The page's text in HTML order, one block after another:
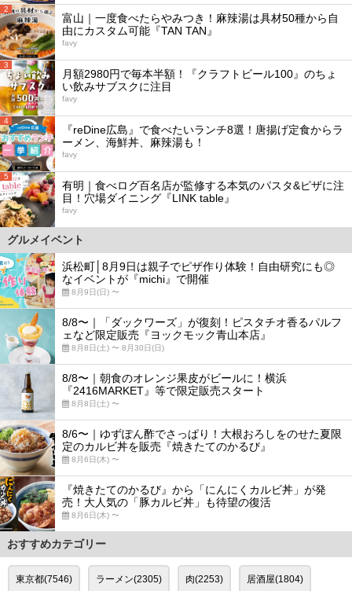
2
富山｜一度食べたらやみつき！麻辣湯は具材50種から自
由にカスタム可能『TAN TAN』
favy
3
月額2980円で毎本半額！『クラフトビール100』のちょ
い飲みサブスクに注目
favy
4
『reDine広島』で食べたいランチ8選！唐揚げ定食からラ
ーメン、海鮮丼、麻辣湯も！
favy
5
有明｜食べログ百名店が監修する本気のパスタ&ピザに注
目！穴場ダイニング『LINK table』
favy
グルメイベント
浜松町│8月9日は親子でピザ作り体験！自由研究にも◎
なイベントが『michi』で開催
8月9日(日) 〜
8/8〜｜「ダックワーズ」が復刻！ピスタチオ香るパルフ
ェなど限定販売『ヨックモック青山本店』
8月8日(土) 〜 8月30日(日)
8/8〜｜朝食のオレンジ果皮がビールに！横浜
『2416MARKET』等で限定販売スタート
8月8日(土) 〜
8/6〜｜ゆずぽん酢でさっぱり！大根おろしをのせた夏限
定のカルビ丼を販売『焼きたてのかるび』
8月6日(木) 〜
『焼きたてのかるび』から「にんにくカルビ丼」が発
売！大人気の「豚カルビ丼」も待望の復活
8月6日(木) 〜
おすすめカテゴリー
東京都(7546) ラーメン(2305) 肉(2253) 居酒屋(1804)